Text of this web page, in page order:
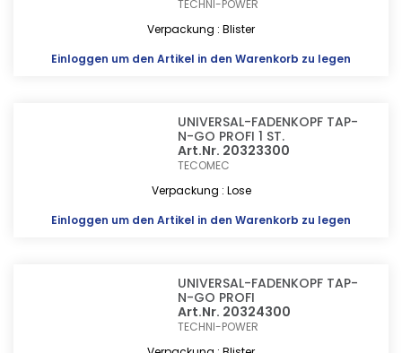
TECHNI-POWER
Verpackung : Blister
Einloggen um den Artikel in den Warenkorb zu legen
UNIVERSAL-FADENKOPF TAP-
N-GO PROFI 1 ST.
Art.Nr. 20323300
TECOMEC
Verpackung : Lose
Einloggen um den Artikel in den Warenkorb zu legen
UNIVERSAL-FADENKOPF TAP-
N-GO PROFI
Art.Nr. 20324300
TECHNI-POWER